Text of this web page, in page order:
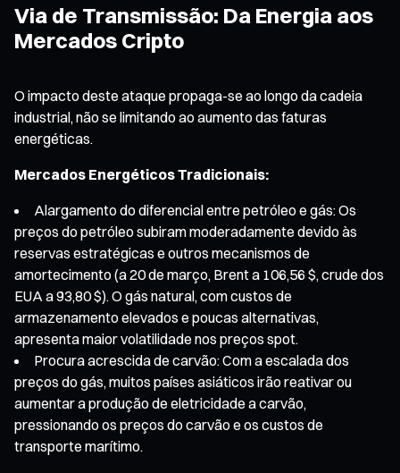
Via de Transmissão: Da Energia aos
Mercados Cripto
O impacto deste ataque propaga-se ao longo da cadeia
industrial, não se limitando ao aumento das faturas
energéticas.
Mercados Energéticos Tradicionais:
Alargamento do diferencial entre petróleo e gás: Os
preços do petróleo subiram moderadamente devido às
reservas estratégicas e outros mecanismos de
amortecimento (a 20 de março, Brent a 106,56 $, crude dos
EUA a 93,80 $). O gás natural, com custos de
armazenamento elevados e poucas alternativas,
apresenta maior volatilidade nos preços spot.
Procura acrescida de carvão: Com a escalada dos
preços do gás, muitos países asiáticos irão reativar ou
aumentar a produção de eletricidade a carvão,
pressionando os preços do carvão e os custos de
transporte marítimo.